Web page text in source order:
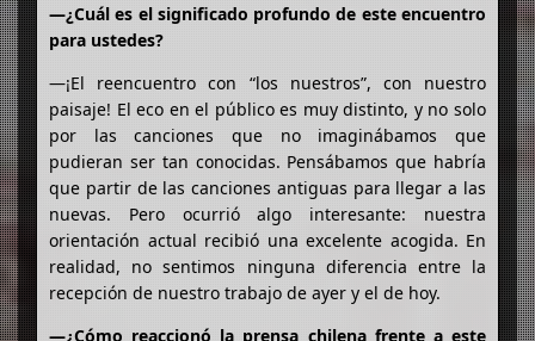
—¿Cuál es el significado profundo de este encuentro
para ustedes?
—¡El reencuentro con “los nuestros”, con nuestro
paisaje! El eco en el público es muy distinto, y no solo
por las canciones que no imaginábamos que
pudieran ser tan conocidas. Pensábamos que habría
que partir de las canciones antiguas para llegar a las
nuevas. Pero ocurrió algo interesante: nuestra
orientación actual recibió una excelente acogida. En
realidad, no sentimos ninguna diferencia entre la
recepción de nuestro trabajo de ayer y el de hoy.
—¿Cómo reaccionó la prensa chilena frente a este